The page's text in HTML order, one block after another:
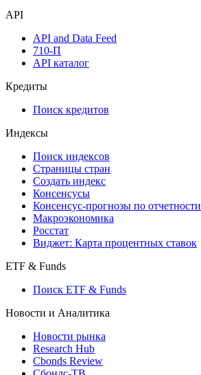
API
API and Data Feed
710-П
API каталог
Кредиты
Поиск кредитов
Индексы
Поиск индексов
Страницы стран
Создать индекс
Консенсусы
Консенсус-прогнозы по отчетности
Макроэкономика
Росстат
Виджет: Карта процентных ставок
ETF & Funds
Поиск ETF & Funds
Новости и Аналитика
Новости рынка
Research Hub
Cbonds Review